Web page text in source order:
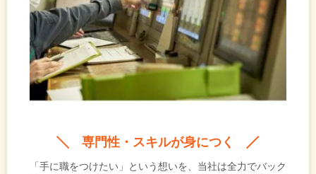
専門性・スキルが身につく
「手に職をつけたい」という想いを、当社は全力でバック